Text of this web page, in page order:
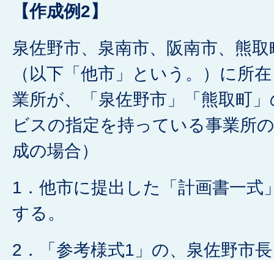
【作成例2】
泉佐野市、泉南市、阪南市、熊
（以下「他市」という。）に所
業所が、「泉佐野市」「熊取町
ビスの指定を持っている事業所
成の場合）
1．他市に提出した「計画書一式
する。
2．「参考様式1」の、泉佐野市